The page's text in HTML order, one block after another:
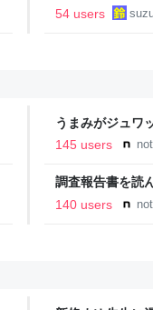
別館
54 users
うまみがジュワ
145 users
調査報告書を読
事故遺族メモ
140 users